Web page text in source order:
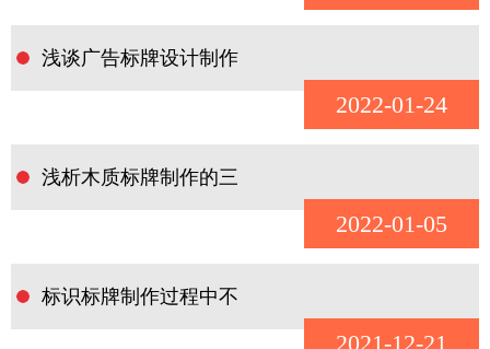
浅谈广告标牌设计制作
2022-01-24
浅析木质标牌制作的三
2022-01-05
标识标牌制作过程中不
2021-12-21